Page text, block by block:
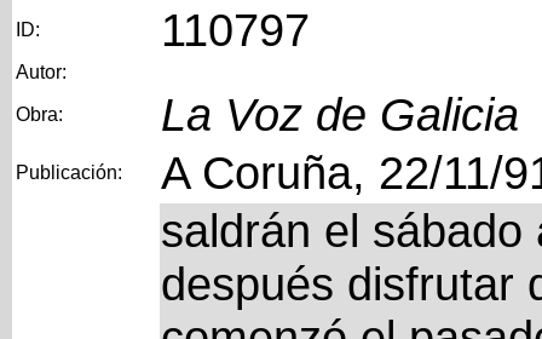
ID: 110797
Autor:
Obra: La Voz de Galicia
Publicación: A Coruña, 22/11/
saldrán el
después disfrutar